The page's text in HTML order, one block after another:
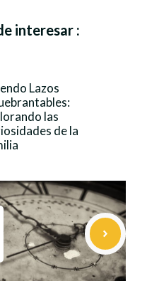
interesar :
Lazos
las
de la